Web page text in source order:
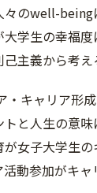
人々の
が大
己主義か
キャリア形
人生の意味
子大学生の
参加がキャ